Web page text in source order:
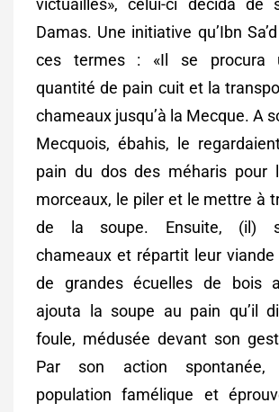
victuailles», celui-ci décida de
Damas. Une initiative qu’Ibn
ces termes : «Il se procura
quantité de pain cuit et la
chameaux jusqu’à la Mecque. A
Mecquois, ébahis, le
pain du dos des méharis pour
morceaux, le piler et le mettre à
de la soupe. Ensuite, (il)
chameaux et répartit leur
de grandes écuelles de bois
ajouta la soupe au pain qu’il
foule, médusée devant son
Par son action
population famélique et